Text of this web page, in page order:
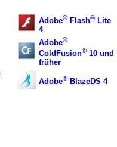
Adobe® Flash® Lite
4
Adobe®
ColdFusion® 10 und
früher
Adobe® BlazeDS 4